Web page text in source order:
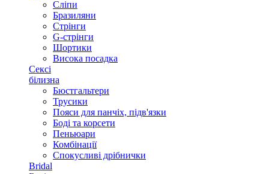
Сліпи
Бразиляни
Стрінги
G-стрінги
Шортики
Висока посадка
Сексі
білизна
Бюстгальтери
Трусики
Пояси для панчіх, підв'язки
Боді та корсети
Пеньюари
Комбінації
Спокусливі дрібнички
Bridal